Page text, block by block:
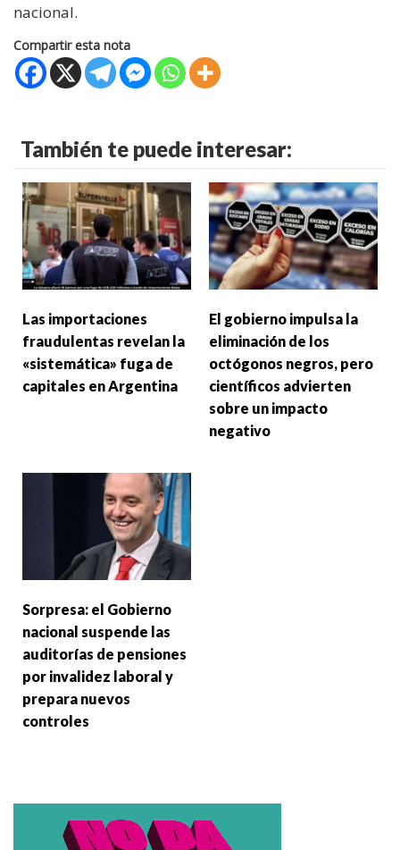
nacional.
Compartir esta nota
También te puede interesar:
Las importaciones
fraudulentas revelan la
«sistemática» fuga de
capitales en Argentina
El gobierno impulsa la
eliminación de los
octógonos negros, pero
científicos advierten
sobre un impacto
negativo
Sorpresa: el Gobierno
nacional suspende las
auditorías de pensiones
por invalidez laboral y
prepara nuevos
controles